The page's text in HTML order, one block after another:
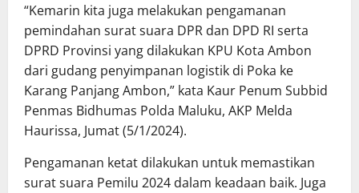
“Kemarin kita juga melakukan pengamanan
pemindahan surat suara DPR dan DPD RI serta
DPRD Provinsi yang dilakukan KPU Kota Ambon
dari gudang penyimpanan logistik di Poka ke
Karang Panjang Ambon,” kata Kaur Penum Subbid
Penmas Bidhumas Polda Maluku, AKP Melda
Haurissa, Jumat (5/1/2024).
Pengamanan ketat dilakukan untuk memastikan
surat suara Pemilu 2024 dalam keadaan baik. Juga